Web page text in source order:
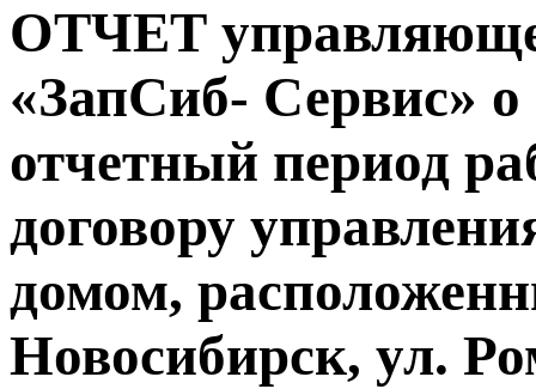
ОТЧЕТ
«ЗапСиб- Сервис»
отчетный период
договору
домом,
Новосибирск, ул.